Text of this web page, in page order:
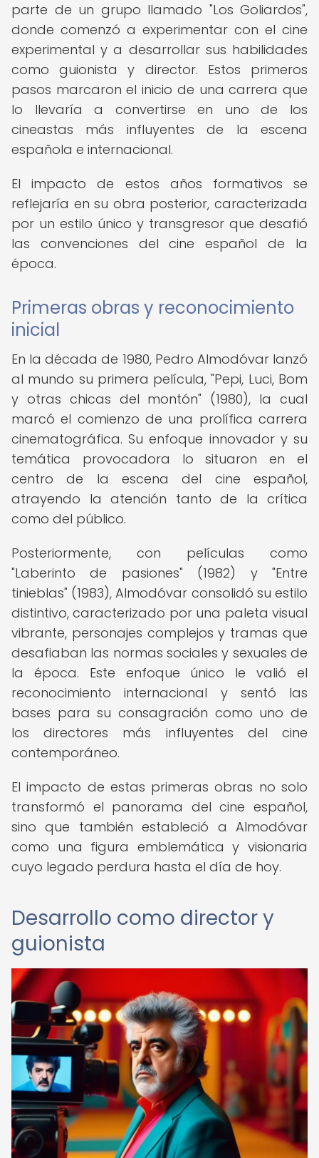
parte de un grupo llamado "Los Goliardos",
donde comenzó a experimentar con el cine
experimental y a desarrollar sus habilidades
como guionista y director. Estos primeros
pasos marcaron el inicio de una carrera que
lo llevaría a convertirse en uno de los
cineastas más influyentes de la escena
española e internacional.
El impacto de estos años formativos se
reflejaría en su obra posterior, caracterizada
por un estilo único y transgresor que desafió
las convenciones del cine español de la
época.
Primeras obras y reconocimiento
inicial
En la década de 1980, Pedro Almodóvar lanzó
al mundo su primera película, "Pepi, Luci, Bom
y otras chicas del montón" (1980), la cual
marcó el comienzo de una prolífica carrera
cinematográfica. Su enfoque innovador y su
temática provocadora lo situaron en el
centro de la escena del cine español,
atrayendo la atención tanto de la crítica
como del público.
Posteriormente, con películas como
"Laberinto de pasiones" (1982) y "Entre
tinieblas" (1983), Almodóvar consolidó su estilo
distintivo, caracterizado por una paleta visual
vibrante, personajes complejos y tramas que
desafiaban las normas sociales y sexuales de
la época. Este enfoque único le valió el
reconocimiento internacional y sentó las
bases para su consagración como uno de
los directores más influyentes del cine
contemporáneo.
El impacto de estas primeras obras no solo
transformó el panorama del cine español,
sino que también estableció a Almodóvar
como una figura emblemática y visionaria
cuyo legado perdura hasta el día de hoy.
Desarrollo como director y
guionista